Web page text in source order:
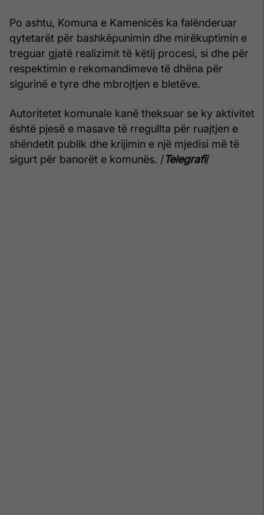
Po ashtu, Komuna e Kamenicës ka falënderuar
qytetarët për bashkëpunimin dhe mirëkuptimin e
treguar gjatë realizimit të këtij procesi, si dhe për
respektimin e rekomandimeve të dhëna për
sigurinë e tyre dhe mbrojtjen e bletëve.
Autoritetet komunale kanë theksuar se ky aktivitet
është pjesë e masave të rregullta për ruajtjen e
shëndetit publik dhe krijimin e një mjedisi më të
sigurt për banorët e komunës. /Telegrafi/